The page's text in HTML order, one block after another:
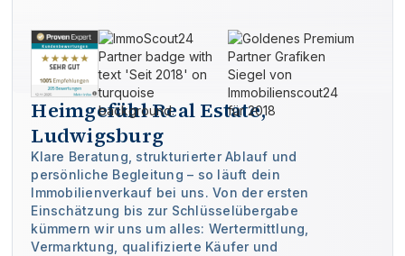
Heimgefühl Real Estate,
Ludwigsburg
Klare Beratung, strukturierter Ablauf und
persönliche Begleitung – so läuft dein
Immobilienverkauf bei uns. Von der ersten
Einschätzung bis zur Schlüsselübergabe
kümmern wir uns um alles: Wertermittlung,
Vermarktung, qualifizierte Käufer und